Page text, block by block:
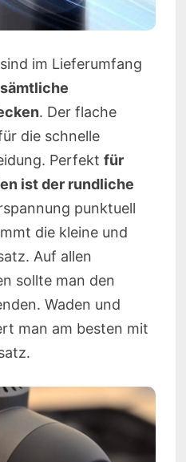
im Lieferumfang
sämtliche
. Der flache
die schnelle
Perfekt für
ist der rundliche
punktuell
die kleine und
Auf allen
sollte man den
Waden und
man am besten mit